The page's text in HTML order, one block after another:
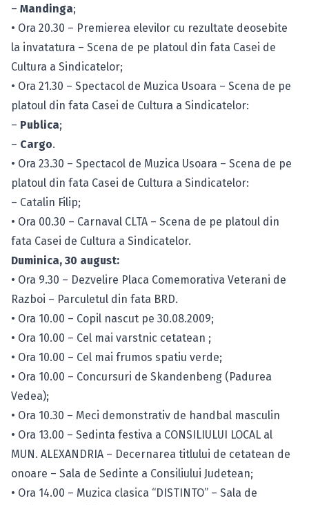
– Mandinga;
• Ora 20.30 – Premierea elevilor cu rezultate deosebite
la invatatura – Scena de pe platoul din fata Casei de
Cultura a Sindicatelor;
• Ora 21.30 – Spectacol de Muzica Usoara – Scena de pe
platoul din fata Casei de Cultura a Sindicatelor:
– Publica;
– Cargo.
• Ora 23.30 – Spectacol de Muzica Usoara – Scena de pe
platoul din fata Casei de Cultura a Sindicatelor:
– Catalin Filip;
• Ora 00.30 – Carnaval CLTA – Scena de pe platoul din
fata Casei de Cultura a Sindicatelor.
Duminica, 30 august:
• Ora 9.30 – Dezvelire Placa Comemorativa Veterani de
Razboi – Parculetul din fata BRD.
• Ora 10.00 – Copil nascut pe 30.08.2009;
• Ora 10.00 – Cel mai varstnic cetatean ;
• Ora 10.00 – Cel mai frumos spatiu verde;
• Ora 10.00 – Concursuri de Skandenbeng (Padurea
Vedea);
• Ora 10.30 – Meci demonstrativ de handbal masculin
• Ora 13.00 – Sedinta festiva a CONSILIULUI LOCAL al
MUN. ALEXANDRIA – Decernarea titlului de cetatean de
onoare – Sala de Sedinte a Consiliului Judetean;
• Ora 14.00 – Muzica clasica “DISTINTO” – Sala de